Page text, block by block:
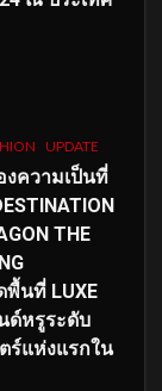
UPDATE
ความเป็นที่
THE
พื้นที่ LUXE
ด์หรูระดับ
ร์แห่งแรกใน